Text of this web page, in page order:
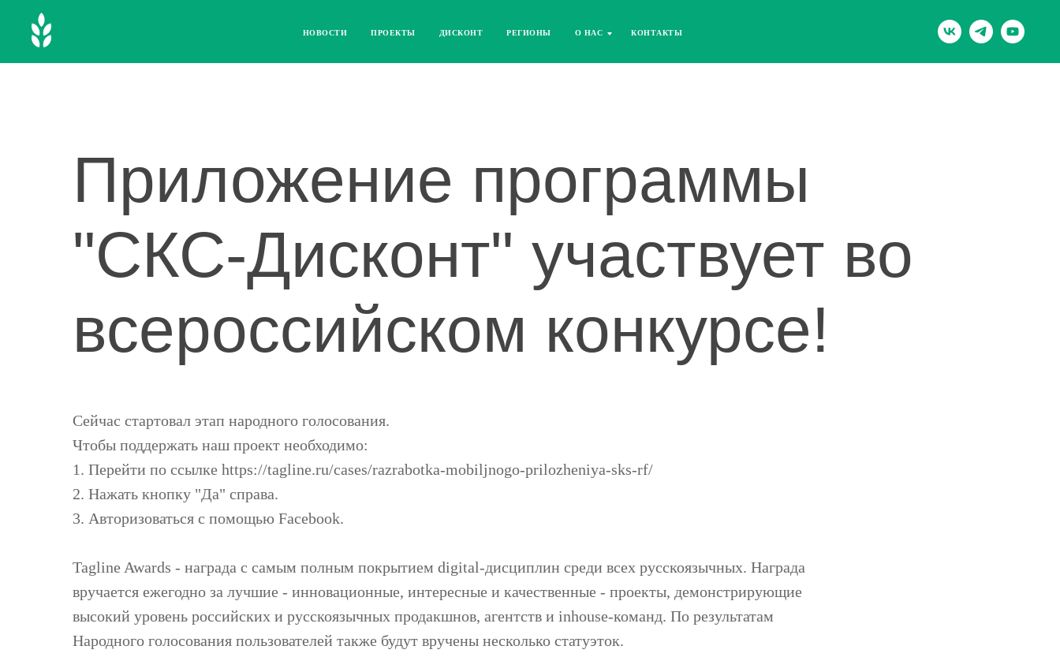
НОВОСТИ ПРОЕКТЫ ДИСКОНТ РЕГИОНЫ О НАС КОНТАКТЫ
Приложение программы
"СКС-Дисконт" участвует во
всероссийском конкурсе!
Сейчас стартовал этап народного голосования.
Чтобы поддержать наш проект необходимо:
1. Перейти по ссылке https://tagline.ru/cases/razrabotka-mobiljnogo-prilozheniya-sks-rf/
2. Нажать кнопку "Да" справа.
3. Авторизоваться с помощью Facebook.
Tagline Awards - награда с самым полным покрытием digital-дисциплин среди всех русскоязычных. Награда
вручается ежегодно за лучшие - инновационные, интересные и качественные - проекты, демонстрирующие
высокий уровень российских и русскоязычных продакшнов, агентств и inhouse-команд. По результатам
Народного голосования пользователей также будут вручены несколько статуэток.